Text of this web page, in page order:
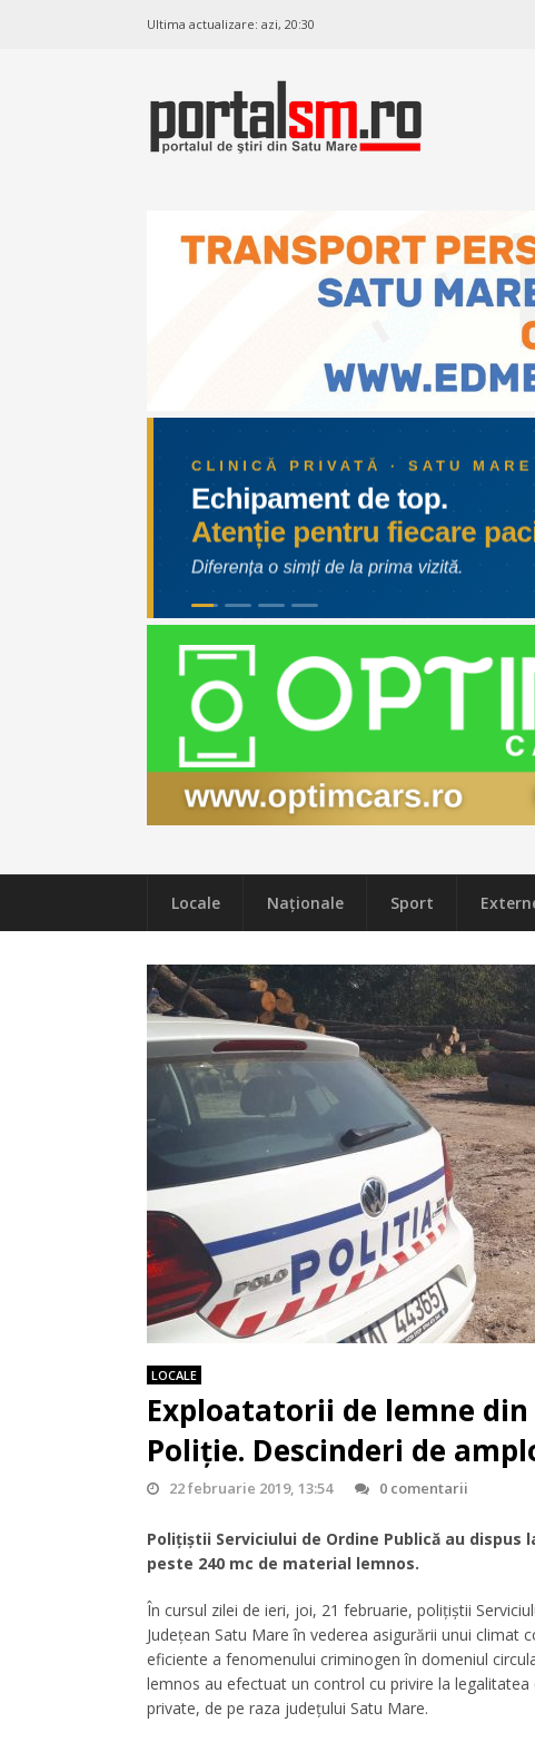
Ultima actualizare: azi, 20:30
Locale Naţionale Sport
LOCALE
Exploatatorii de lemne
Poliție. Descinderi de
22 februarie 2019, 13:54 0 comentarii
Polițiștii Serviciului de Ordine Publică au
peste 240 mc de material lemnos.
În cursul zilei de ieri, joi, 21 februarie, polițiștii
Județean Satu Mare în vederea asigurării unui climat
eficiente a fenomenului criminogen în domeniul
lemnos au efectuat un control cu privire la
private, de pe raza județului Satu Mare.